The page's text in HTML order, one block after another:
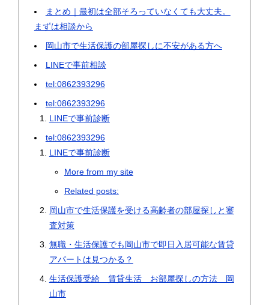
まとめ｜最初は全部そろっていなくても大丈夫。
まずは相談から
岡山市で生活保護の部屋探しに不安がある方へ
LINEで事前相談
tel:0862393296
tel:0862393296
LINEで事前診断
tel:0862393296
LINEで事前診断
More from my site
Related posts:
岡山市で生活保護を受ける高齢者の部屋探しと審
査対策
無職・生活保護でも岡山市で即日入居可能な賃貸
アパートは見つかる？
生活保護受給 賃貸生活 お部屋探しの方法 岡
山市